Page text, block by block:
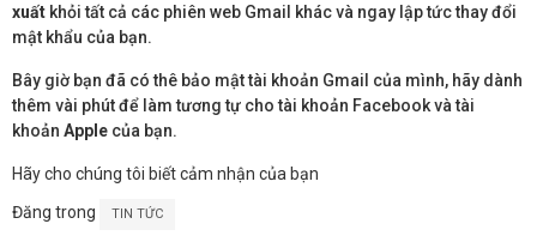
xuất khỏi tất cả các phiên web Gmail khác và ngay lập tức thay đổi
mật khẩu của bạn.
Bây giờ bạn đã có thê bảo mật tài khoản Gmail của mình, hãy dành
thêm vài phút để làm tương tự cho tài khoản Facebook và tài
khoản Apple của bạn.
Hãy cho chúng tôi biết cảm nhận của bạn
Đăng trong
TIN TỨC